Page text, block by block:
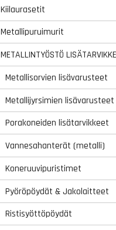
Kiilaurasetit
Metallipuruimurit
METALLINTYÖSTÖ
Metallisorvien lisävarusteet
Metallijyrsimien lisävarusteet
Porakoneiden lisätarvikkeet
Vannesahanterät (metalli)
Koneruuvipuristimet
Pyöröpöydät & Jakolaitteet
Ristisyöttöpöydät